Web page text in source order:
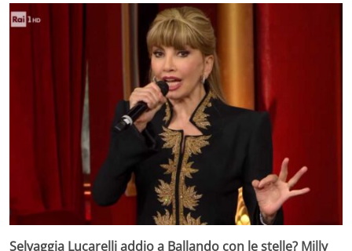
Selvaggia Lucarelli addio a Ballando con le stelle? Milly